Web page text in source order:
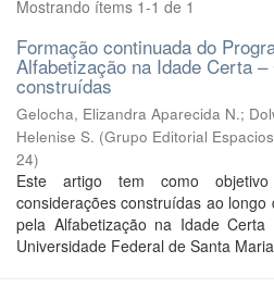
Mostrando ítems 1-1 de 1
Formação continuada do
Alfabetização na Idade Certa
construídas
Gelocha, Elizandra Aparecida N.;
Helenise S. (Grupo Editorial
24)
Este artigo tem como
considerações construídas ao longo
pela Alfabetização na Idade Certa
Universidade Federal de Santa